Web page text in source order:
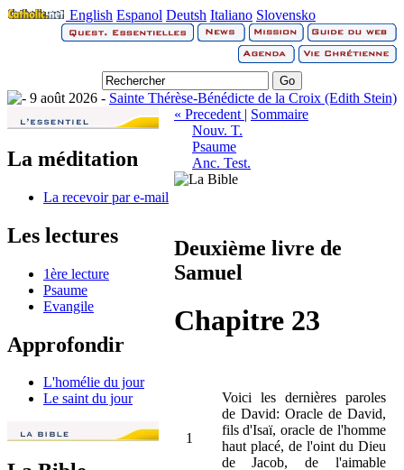
English Espanol Deutsh Italiano Slovensko
9 août 2026 - Sainte Thérèse-Bénédicte de la Croix (Edith Stein)
La méditation
La recevoir par e-mail
Les lectures
1ère lecture
Psaume
Evangile
Approfondir
L'homélie du jour
Le saint du jour
« Precedent | Sommaire
Nouv. T.
Psaume
Anc. Test.
Deuxième livre de
Samuel
Chapitre 23
1
Voici les dernières paroles
de David: Oracle de David,
fils d'Isaï, oracle de l'homme
haut placé, de l'oint du Dieu
de Jacob, de l'aimable